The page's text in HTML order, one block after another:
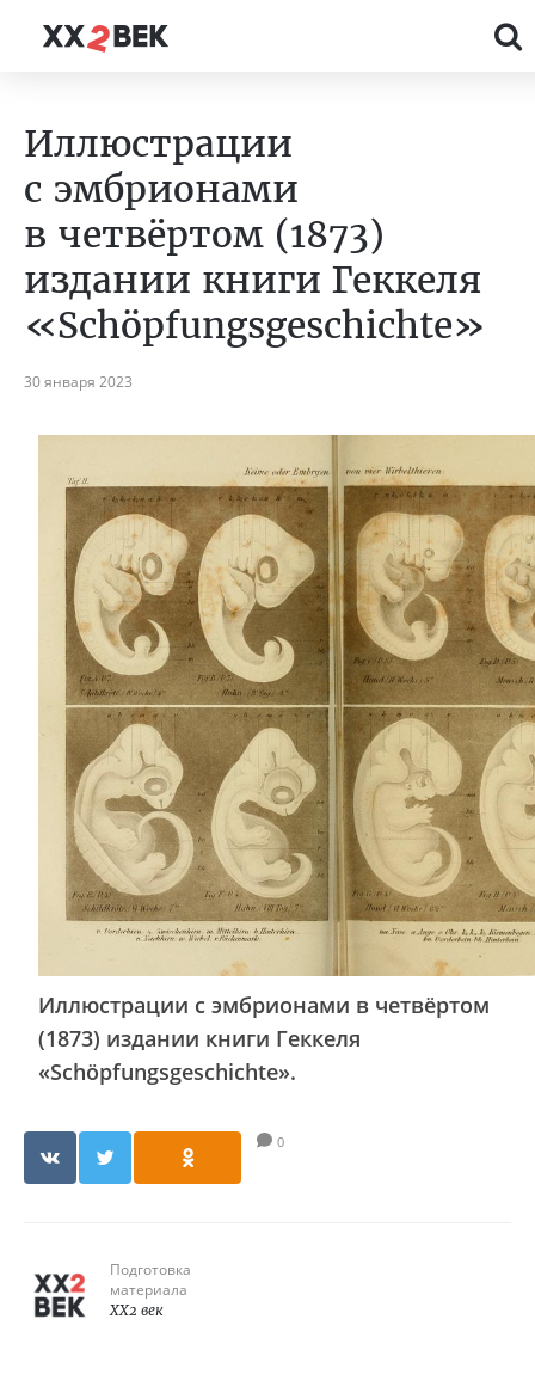
Иллюстрации
с эмбрионами
в четвёртом (1873)
издании книги Геккеля
«Schöpfungsgeschichte»
30 января 2023
Иллюстрации с эмбрионами в четвёртом
(1873) издании книги Геккеля
«Schöpfungsgeschichte».
0
Подготовка
материала
XX2 век